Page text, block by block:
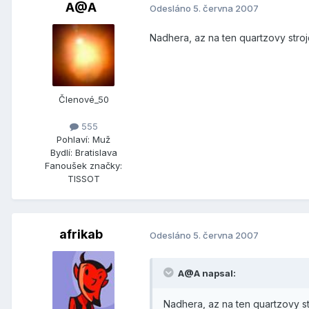
A@A
Členové_50
555
Pohlaví: Muž
Bydlí: Bratislava
Fanoušek značky:
TISSOT
Odesláno 5. června 2007
Nadhera, az na ten quartzovy
afrikab Odesláno 5. června 2007
A@A napsal:
Nadhera, az na ten quartzovy